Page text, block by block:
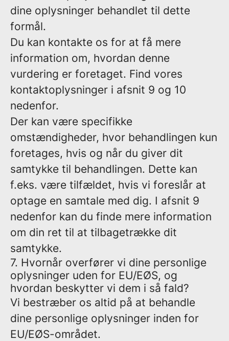
dine oplysninger behandlet til dette
formål.
Du kan kontakte os for at få mere
information om, hvordan denne
vurdering er foretaget. Find vores
kontaktoplysninger i afsnit 9 og 10
nedenfor.
Der kan være specifikke
omstændigheder, hvor behandlingen kun
foretages, hvis og når du giver dit
samtykke til behandlingen. Dette kan
f.eks. være tilfældet, hvis vi foreslår at
optage en samtale med dig. I afsnit 9
nedenfor kan du finde mere information
om din ret til at tilbagetrække dit
samtykke.
7. Hvornår overfører vi dine personlige
oplysninger uden for EU/EØS, og
hvordan beskytter vi dem i så fald?
Vi bestræber os altid på at behandle
dine personlige oplysninger inden for
EU/EØS-området.